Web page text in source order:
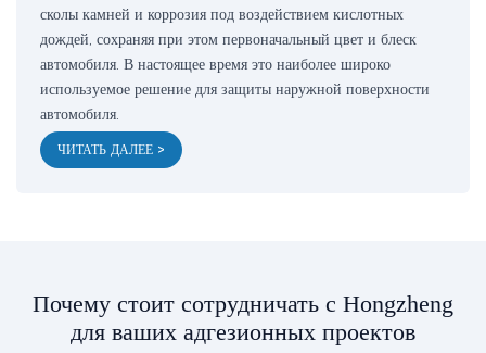
сколы камней и коррозия под воздействием кислотных
дождей, сохраняя при этом первоначальный цвет и блеск
автомобиля. В настоящее время это наиболее широко
используемое решение для защиты наружной поверхности
автомобиля.
ЧИТАТЬ ДАЛЕЕ >
Почему стоит сотрудничать с Hongzheng
для ваших адгезионных проектов